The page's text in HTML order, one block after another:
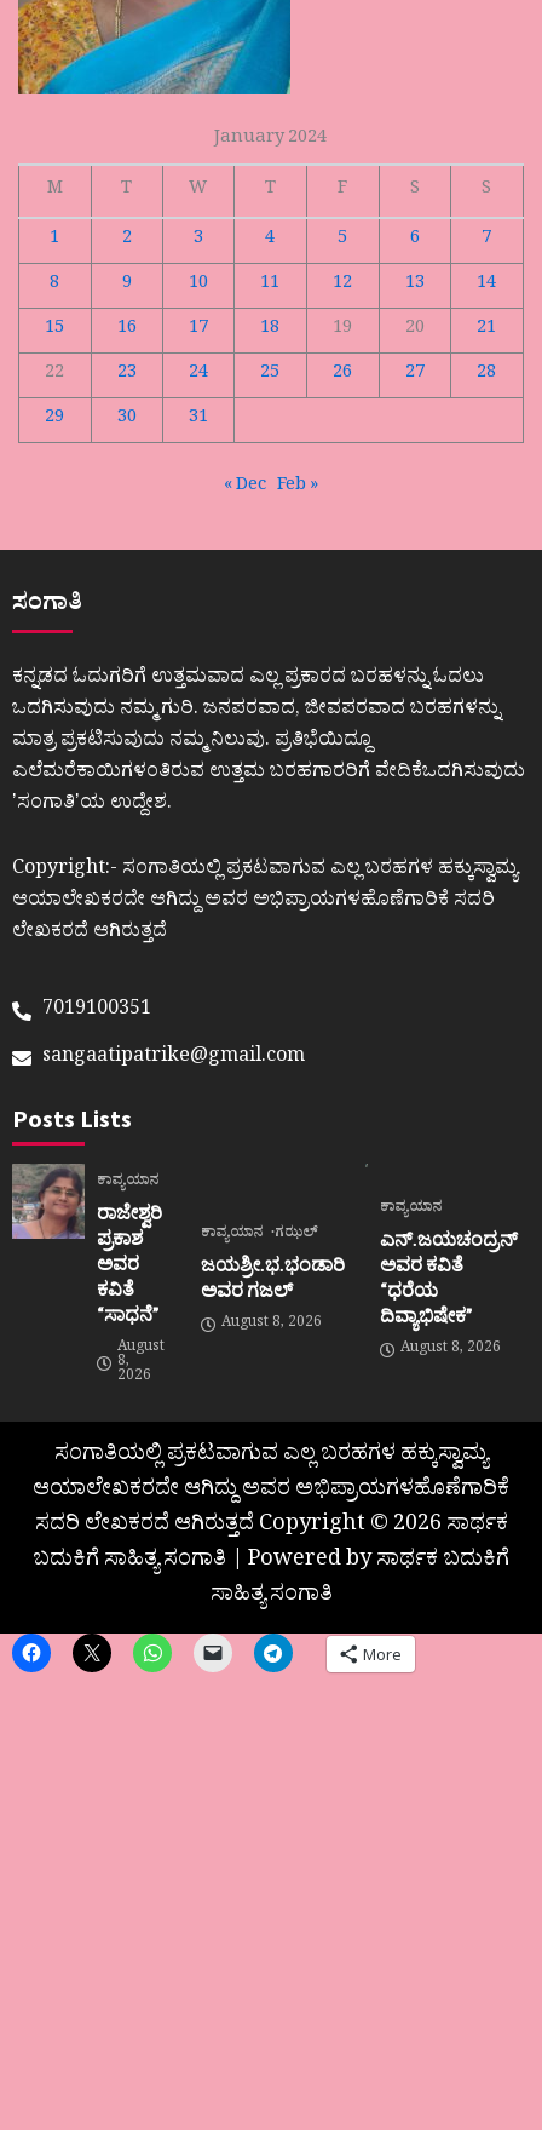
January 2024
M
T W T F S
S
1
2 3 4 5 6
7
8
9 10 11 12 13
14
15
16 17 18 19 20
21
22
23 24 25 26 27
28
29
30 31
« Dec Feb »
ಸಂಗಾತಿ
ಕನ್ನಡದ ಓದುಗರಿಗೆ ಉತ್ತಮವಾದ ಎಲ್ಲ ಪ್ರಕಾರದ ಬರಹಳನ್ನು ಓದಲು
ಒದಗಿಸುವುದು ನಮ್ಮ ಗುರಿ. ಜನಪರವಾದ, ಜೀವಪರವಾದ ಬರಹಗಳನ್ನು
ಮಾತ್ರ ಪ್ರಕಟಿಸುವುದು ನಮ್ಮ ನಿಲುವು. ಪ್ರತಿಭೆಯಿದ್ದೂ
ಎಲೆಮರೆಕಾಯಿಗಳಂತಿರುವ ಉತ್ತಮ ಬರಹಗಾರರಿಗೆ ವೇದಿಕೆಒದಗಿಸುವುದು
ʼಸಂಗಾತಿʼಯ ಉದ್ದೇಶ.
Copyright:- ಸಂಗಾತಿಯಲ್ಲಿ ಪ್ರಕಟವಾಗುವ ಎಲ್ಲ ಬರಹಗಳ ಹಕ್ಕುಸ್ವಾಮ್ಯ
ಆಯಾಲೇಖಕರದೇ ಆಗಿದ್ದು ಅವರ ಅಭಿಪ್ರಾಯಗಳಹೊಣೆಗಾರಿಕೆ ಸದರಿ
ಲೇಖಕರದೆ ಆಗಿರುತ್ತದೆ
7019100351
sangaatipatrike@gmail.com
Posts Lists
ಕಾವ್ಯಯಾನ
ರಾಜೇಶ್ವರಿ
ಪ್ರಕಾಶ
ಅವರ
ಕವಿತೆ
“ಸಾಧನೆ”
August
8,
2026
ಕಾವ್ಯಯಾನ ಗಝಲ್
ಜಯಶ್ರೀ.ಭ.ಭಂಡಾರಿ
ಅವರ ಗಜಲ್
August 8, 2026
ಕಾವ್ಯಯಾನ
ಎನ್.ಜಯಚಂದ್ರನ್
ಅವರ ಕವಿತೆ
“ಧರೆಯ
ದಿವ್ಯಾಭಿಷೇಕ”
August 8, 2026
ಸಂಗಾತಿಯಲ್ಲಿ ಪ್ರಕಟವಾಗುವ ಎಲ್ಲ ಬರಹಗಳ ಹಕ್ಕುಸ್ವಾಮ್ಯ
ಆಯಾಲೇಖಕರದೇ ಆಗಿದ್ದು ಅವರ ಅಭಿಪ್ರಾಯಗಳಹೊಣೆಗಾರಿಕೆ
ಸದರಿ ಲೇಖಕರದೆ ಆಗಿರುತ್ತದೆ Copyright © 2026 ಸಾರ್ಥಕ
ಬದುಕಿಗೆ ಸಾಹಿತ್ಯ ಸಂಗಾತಿ | Powered by ಸಾರ್ಥಕ ಬದುಕಿಗೆ
ಸಾಹಿತ್ಯ ಸಂಗಾತಿ
More